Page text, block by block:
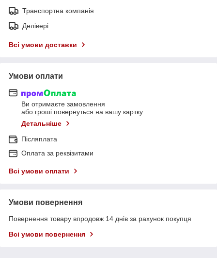
Транспортна компанія
Делівері
Всі умови доставки
Умови оплати
Ви отримаєте замовлення
або гроші повернуться на вашу картку
Детальніше
Післяплата
Оплата за реквізитами
Всі умови оплати
Умови повернення
Повернення товару впродовж 14 днів за рахунок покупця
Всі умови повернення